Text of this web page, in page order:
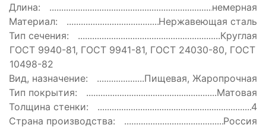
Длина:
немерная
Материал:
Нержавеющая сталь
Тип сечения:
Круглая
ГОСТ:
ГОСТ 9940-81, ГОСТ 9941-81, ГОСТ 24030-80, ГОСТ
10498-82
Вид, назначение:
Пищевая, Жаропрочная
Тип покрытия:
Матовая
Толщина стенки:
4
Страна производства:
Россия